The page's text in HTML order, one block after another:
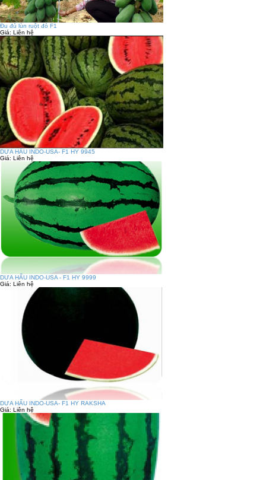
Đu đủ lùn ruột đỏ F1
Giá: Liên hệ
DƯA HẤU INDO-USA- F1 HY 9945
Giá: Liên hệ
DƯA HẤU INDO-USA - F1 HY 9999
Giá: Liên hệ
DƯA HẤU INDO-USA- F1 HY RAKSHA
Giá: Liên hệ